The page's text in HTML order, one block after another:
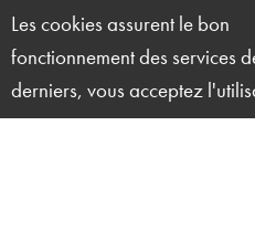
Les cookies assurent le bon
fonctionnement des services
derniers, vous acceptez